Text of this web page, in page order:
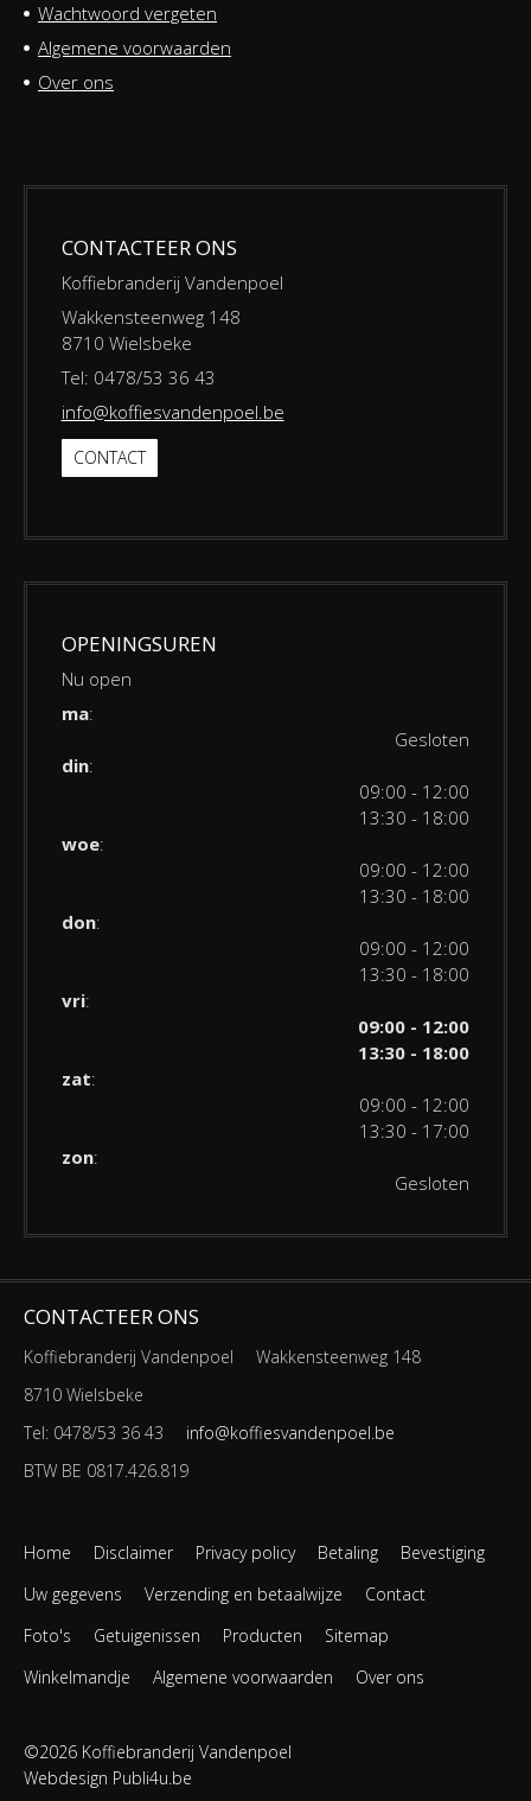
Wachtwoord vergeten
Algemene voorwaarden
Over ons
CONTACTEER ONS
Koffiebranderij Vandenpoel
Wakkensteenweg 148
8710 Wielsbeke
Tel: 0478/53 36 43
info@koffiesvandenpoel.be
CONTACT
OPENINGSUREN
Nu open
ma:
Gesloten
din:
09:00 - 12:00
13:30 - 18:00
woe:
09:00 - 12:00
13:30 - 18:00
don:
09:00 - 12:00
13:30 - 18:00
vri:
09:00 - 12:00
13:30 - 18:00
zat:
09:00 - 12:00
13:30 - 17:00
zon:
Gesloten
CONTACTEER ONS
Koffiebranderij Vandenpoel
Wakkensteenweg 148
8710 Wielsbeke
Tel: 0478/53 36 43
info@koffiesvandenpoel.be
BTW BE 0817.426.819
Home Disclaimer Privacy policy Betaling
Bevestiging
Uw gegevens
Verzending en betaalwijze
Contact
Foto's
Getuigenissen Producten
Sitemap
Winkelmandje
Algemene voorwaarden Over ons
©2026 Koffiebranderij Vandenpoel
Webdesign Publi4u.be